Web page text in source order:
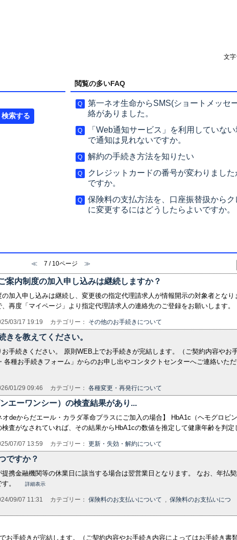
文
閲覧の多いFAQ
第一ネオ生命からSMS(ショートメッセ
絡がありました。
「Web通知サービス」を利用していな
で通知は見れないですか。
解約の手続き方法を知りたい
クレジットカードの番号が変わりまし
ですか。
保険料の支払方法を、口座振替扱から
に変更するにはどうしたらよいですか。
≪ 7 / 10ページ ≫
案内制度の加入申し込みは継続しますか？
加入申し込みは継続し、変更後の指定代理請求人が情報開示の対象者とな
再度「マイページ」より指定代理請求人の連絡先のご登録をお願いします。
03/17 19:19 カテゴリー： その他のお手続きについて
きを教えてください。
手続きください。 原則WEB上でお手続きが完結します。（ご契約内容やお
種お手続きフォーム」からのお申し出やコンタクトセンターへご連絡いた
01/29 09:46 カテゴリー： 各種変更・再発行について
エーワンシー）の検査結果があり...
deからだエール・カラダ革命プラスにご加入の場合】 HbA1c（ヘモグロビ
査がなされていれば、その結果からHbA1cの数値を推定して健康年齢を判定
07/07 13:59 カテゴリー： 更新・失効・解約について
ですか？
携金融機関等の休業日に該当する場合は翌営業日となります。 なお、年払契
。
詳細表示
09/07 11:31 カテゴリー： 保険料のお支払いについて , 保険料のお支払いにつ
お手続きが完結します。（ご契約内容やお手続き内容によってはお手続き書